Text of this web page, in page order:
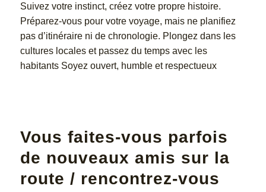
Suivez votre instinct, créez votre propre histoire.
Préparez-vous pour votre voyage, mais ne planifiez
pas d’itinéraire ni de chronologie. Plongez dans les
cultures locales et passez du temps avec les
habitants Soyez ouvert, humble et respectueux
Vous faites-vous parfois
de nouveaux amis sur la
route / rencontrez-vous